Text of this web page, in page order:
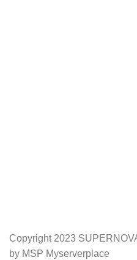
Copyright 2023
by MSP Myserverplace